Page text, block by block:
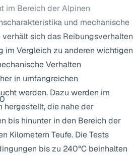
im Bereich der Alpinen
und mechanische
verhält sich das Reibungsverhalten
im Vergleich zu anderen wichtigen
Verhalten
in umfangreichen
werden. Dazu werden im
hergestellt, die nahe der
bis hinunter in den Bereich der
Kilometern Teufe. Die Tests
bis zu 240°C beinhalten